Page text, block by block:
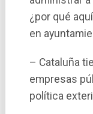
¿por qué
en
– Cataluña
empresas
polí­tica